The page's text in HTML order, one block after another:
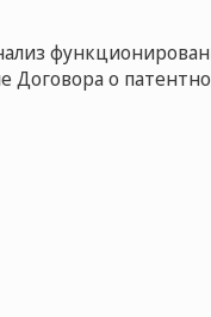
Договора о